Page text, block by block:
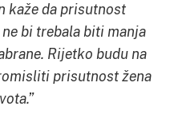
kaže da prisutnost
bi trebala biti manja
Rijetko budu na
prisutnost žena